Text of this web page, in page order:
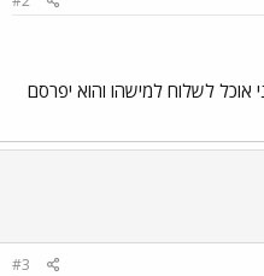
אני אוכל לשלוח למישהו והוא יפרסם
#3